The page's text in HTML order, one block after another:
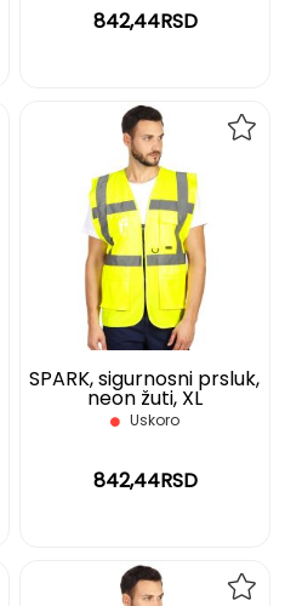
842,44RSD
SPARK, sigurnosni prsluk,
neon žuti, XL
Uskoro
842,44RSD